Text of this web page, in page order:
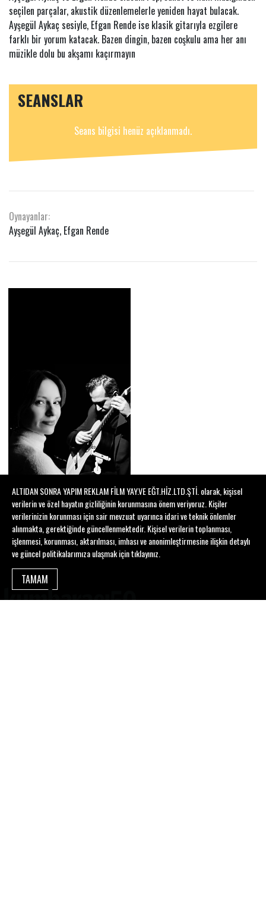
seçilen parçalar, akustik düzenlemelerle yeniden hayat bulacak.
Ayşegül Aykaç sesiyle, Efgan Rende ise klasik gitarıyla ezgilere
farklı bir yorum katacak. Bazen dingin, bazen coşkulu ama her anı
müzikle dolu bu akşamı kaçırmayın
SEANSLAR
Seans bilgisi henüz açıklanmadı.
Oynayanlar:
Ayşegül Aykaç, Efgan Rende
ABONE OL
ALTIDAN SONRA YAPIM REKLAM FİLM YAY.VE EĞT.HİZ.LTD.ŞTİ. olarak, kişisel
verilerin ve özel hayatın gizliliğinin korunmasına önem veriyoruz. Kişiler
verilerinizin korunması için sair mevzuat uyarınca idari ve teknik önlemler
alınmakta, gerektiğinde güncellenmektedir. Kişisel verilerin toplanması,
işlenmesi, korunması, aktarılması, imhası ve anonimleştirmesine ilişkin detaylı
ve güncel politikalarımıza ulaşmak içintıklayınız
TAMAM